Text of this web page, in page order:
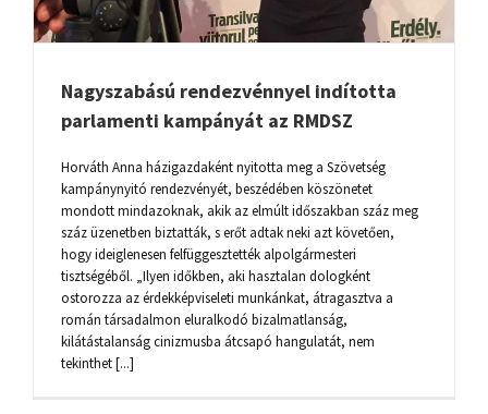
Nagyszabású rendezvénnyel indította
parlamenti kampányát az RMDSZ
Horváth Anna házigazdaként nyitotta meg a Szövetség
kampánynyitó rendezvényét, beszédében köszönetet
mondott mindazoknak, akik az elmúlt időszakban száz meg
száz üzenetben biztatták, s erőt adtak neki azt követően,
hogy ideiglenesen felfüggesztették alpolgármesteri
tisztségéből. „Ilyen időkben, aki hasztalan dologként
ostorozza az érdekképviseleti munkánkat, átragasztva a
román társadalmon eluralkodó bizalmatlanság,
kilátástalanság cinizmusba átcsapó hangulatát, nem
tekinthet [...]